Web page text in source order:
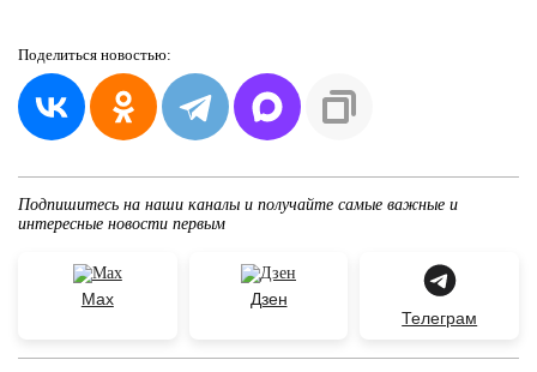
Поделиться новостью:
Подпишитесь на наши каналы и получайте самые важные и
интересные новости первым
Max
Дзен
Телеграм